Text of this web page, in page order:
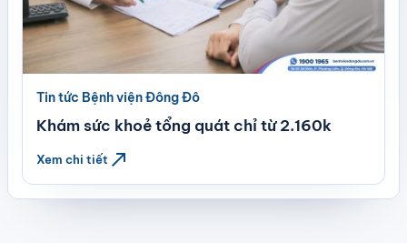
Tin tức Bệnh viện Đông Đô
Khám sức khoẻ tổng quát chỉ từ 2.160k
Xem chi tiết north_east